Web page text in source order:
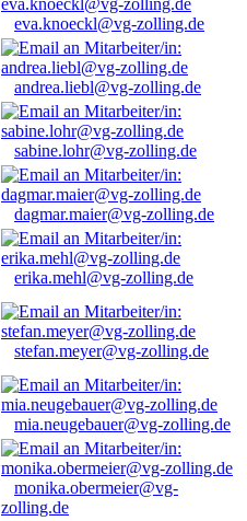
eva.knoeckl@vg-zolling.de
andrea.liebl@vg-zolling.de
sabine.lohr@vg-zolling.de
dagmar.maier@vg-zolling.de
erika.mehl@vg-zolling.de
stefan.meyer@vg-zolling.de
mia.neugebauer@vg-zolling.de
monika.obermeier@vg-
zolling.de